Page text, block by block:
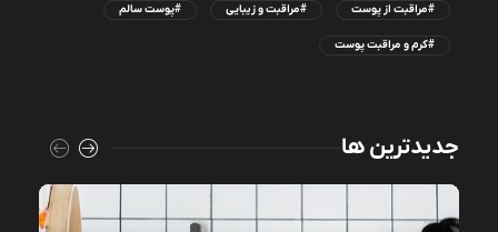
#مراقبت از پوست #مراقبت و زیبایی #پوست سالم
#کرم و مراقبت پوست
جدیدترین ها